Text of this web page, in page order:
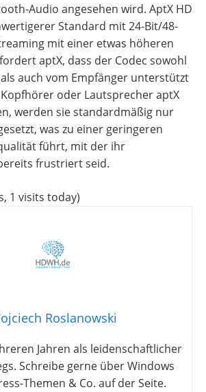
Audio angesehen wird. AptX HD
Standard mit 24-Bit/48-
mit einer etwas höheren
aptX, dass der Codec sowohl
auch vom Empfänger unterstützt
oder Lautsprecher aptX
werden sie standardmäßig nur
was zu einer geringeren
führt, mit der ihr
frustriert seid.
1 visits today)
Roslanowski
Jahren als leidenschaftlicher
Schreibe gerne über Windows
Themen & Co. auf der Seite.